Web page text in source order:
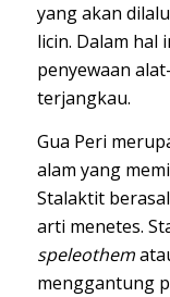
yang akan
licin. Dalam hal
penyewaan
terjangkau.
Gua Peri
alam yang
Stalaktit
arti menetes.
speleothem
menggantung